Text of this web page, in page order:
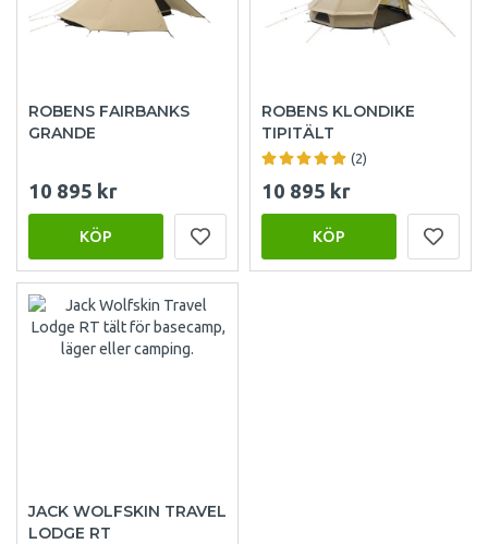
ROBENS FAIRBANKS
GRANDE
10 895 kr
KÖP
ROBENS KLONDIKE
TIPITÄLT
(2)
10 895 kr
KÖP
JACK WOLFSKIN TRAVEL
LODGE RT